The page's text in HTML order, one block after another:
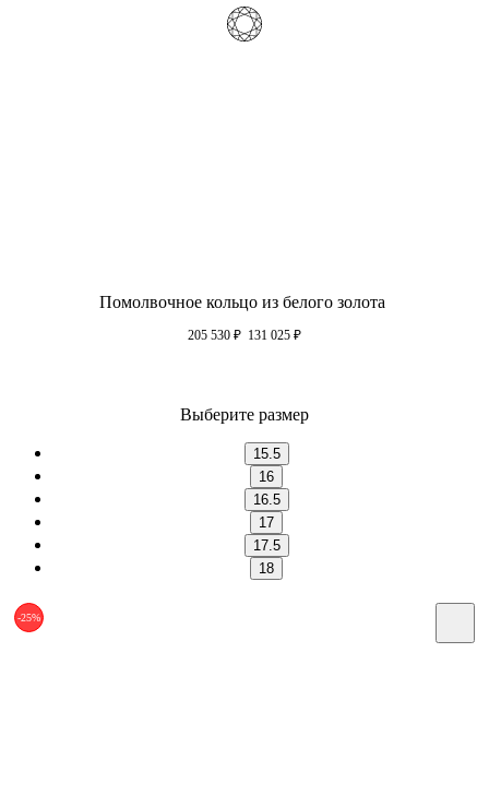
Помолвочное кольцо из белого золота
205 530 ₽ 131 025 ₽
Выберите размер
15.5
16
16.5
17
17.5
18
-25%